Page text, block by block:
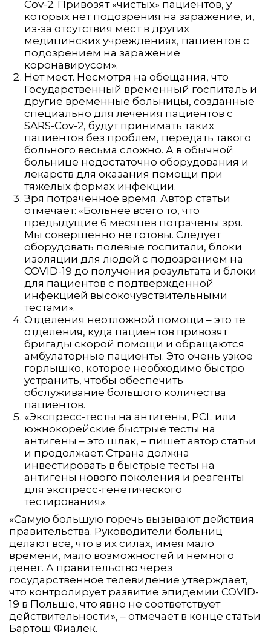
Cov-2. Привозят «чистых» пациентов, у
которых нет подозрения на заражение, и,
из-за отсутствия мест в других
медицинских учреждениях, пациентов с
подозрением на заражение
коронавирусом».
Нет мест. Несмотря на обещания, что
Государственный временный госпиталь и
другие временные больницы, созданные
специально для лечения пациентов с
SARS-Cov-2, будут принимать таких
пациентов без проблем, передать такого
больного весьма сложно. А в обычной
больнице недостаточно оборудования и
лекарств для оказания помощи при
тяжелых формах инфекции.
Зря потраченное время. Автор статьи
отмечает: «Больнее всего то, что
предыдущие 6 месяцев потрачены зря.
Мы совершенно не готовы. Следует
оборудовать полевые госпитали, блоки
изоляции для людей с подозрением на
COVID-19 до получения результата и блоки
для пациентов с подтвержденной
инфекцией высокочувствительными
тестами».
Отделения неотложной помощи – это те
отделения, куда пациентов привозят
бригады скорой помощи и обращаются
амбулаторные пациенты. Это очень узкое
горлышко, которое необходимо быстро
устранить, чтобы обеспечить
обслуживание большого количества
пациентов.
«Экспресс-тесты на антигены, PCL или
южнокорейские быстрые тесты на
антигены – это шлак, – пишет автор статьи
и продолжает: Страна должна
инвестировать в быстрые тесты на
антигены нового поколения и реагенты
для экспресс-генетического
тестирования».
«Самую большую горечь вызывают действия
правительства. Руководители больниц
делают все, что в их силах, имея мало
времени, мало возможностей и немного
денег. А правительство через
государственное телевидение утверждает,
что контролирует развитие эпидемии COVID-
19 в Польше, что явно не соответствует
действительности», – отмечает в конце статьи
Бартош Фиалек.